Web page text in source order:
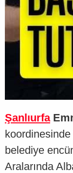
Şanlıurfa
koordinesinde
belediye
Aralarında